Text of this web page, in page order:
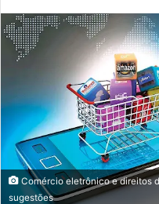
mail
Comércio eletrônico e direitos
sugestões